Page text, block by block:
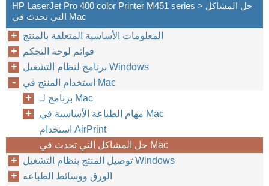
HP LaserJet Pro 400 color Printer M451 series > حل المشاكل
التي تحدث في Mac
المعلومات الأساسية المتعلقة بالمنتج
قوائم لوحة التحكم
برنامج لنظام التشغيل Windows
استخدام المنتج في Mac
برنامج لـ Mac
مهام الطباعة الأساسية في Mac
استخدام AirPrint
حل المشاكل التي تحدث في Mac
توصيل المنتج بنظام التشغيل Windows
الورق ووسائط الطباعة